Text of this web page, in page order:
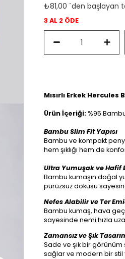
₺81,00 `den başlayan
3 AL 2 ÖDE
Mısırlı Erkek Hercules
Ürün İçeriği:%95
Bambu Slim Fit Yapısı
Bambu ve kompakt
hem şıklığı hem de
Ultra Yumuşak ve Hafif
Bambu kumaşın doğal
pürüzsüz dokusu
Nefes Alabilir ve Ter
Bambu kumaş, hava
sayesinde nemi hızla
Zamansız ve Şık
Sade ve şık bir
sağlar ve modern bir stil